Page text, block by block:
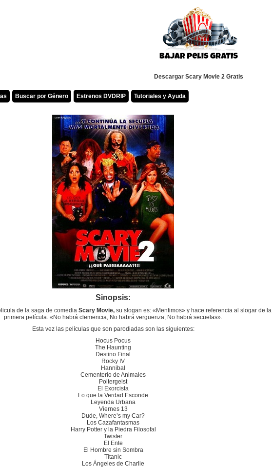
Descargar Scary Movie 2 Gratis
Buscar por Género Estrenos DVDRIP Tutoriales y Ayuda
Sinopsis:
de la saga de comedia Scary Movie, su slogan es: «Mentimos» y hace referencia al slogar de la
primera película: «No habrá clemencia, No habrá verguenza, No habrá secuelas».
Esta vez las películas que son parodiadas son las siguientes:
Hocus Pocus
The Haunting
Destino Final
Rocky IV
Hannibal
Cementerio de Animales
Poltergeist
El Exorcista
Lo que la Verdad Esconde
Leyenda Urbana
Viernes 13
Dude, Where’s my Car?
Los Cazafantasmas
Harry Potter y la Piedra Filosofal
Twister
El Ente
El Hombre sin Sombra
Titanic
Los Ángeles de Charlie